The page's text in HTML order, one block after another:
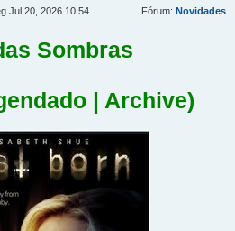
Jul 20, 2026 10:54 Fórum: Novidades
Sombras
| Archive)